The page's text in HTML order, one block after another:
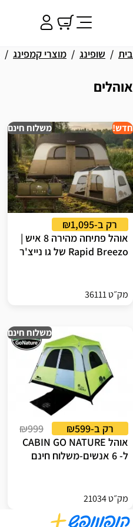
בית שופינג מוצרי קמפינג
אוהלים
תוצאות
חדש! משלוח חינם
רק ב-₪1,095
אוהל פתיחה מהירה 8 איש |
Rapid Breezo של גו נייצ'ר
מק״ט 36111
משלוח חינם
רק ב-₪599
₪999
אוהל CABIN GO NATURE
ל- 6 אנשים-משלוח חינם
מק״ט 21034